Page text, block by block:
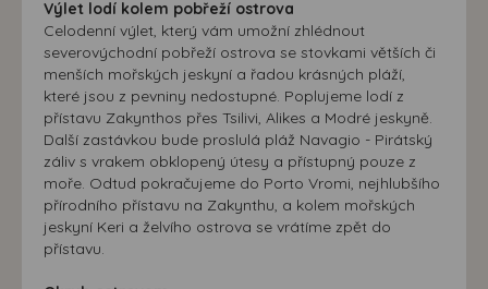
Výlet lodí kolem pobřeží ostrova
Celodenní výlet, který vám umožní zhlédnout
severovýchodní pobřeží ostrova se stovkami větších či
menších mořských jeskyní a řadou krásných pláží,
které jsou z pevniny nedostupné. Poplujeme lodí z
přístavu Zakynthos přes Tsilivi, Alikes a Modré jeskyně.
Další zastávkou bude proslulá pláž Navagio - Pirátský
záliv s vrakem obklopený útesy a přístupný pouze z
moře. Odtud pokračujeme do Porto Vromi, nejhlubšího
přírodního přístavu na Zakynthu, a kolem mořských
jeskyní Keri a želvího ostrova se vrátíme zpět do
přístavu.